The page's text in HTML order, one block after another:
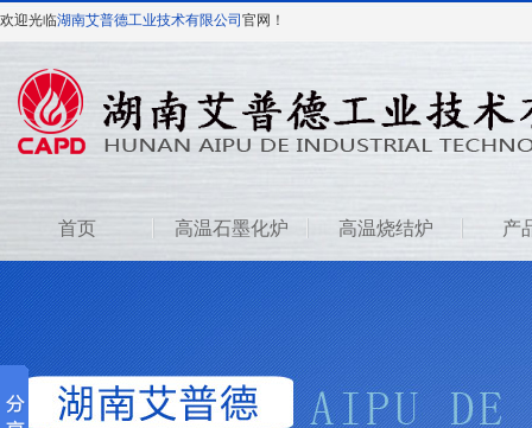
欢迎光临湖南艾普德工业技术有限公司 官网！
首页 高温石墨化炉 高温烧结炉 产